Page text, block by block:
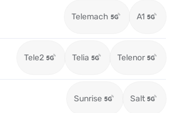
Telemach A1
Tele2 Telia Telenor
Sunrise Salt